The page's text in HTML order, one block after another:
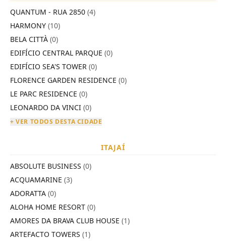
QUANTUM - RUA 2850 (4)
HARMONY (10)
BELA CITTÀ (0)
EDIFÍCIO CENTRAL PARQUE (0)
EDIFÍCIO SEA'S TOWER (0)
FLORENCE GARDEN RESIDENCE (0)
LE PARC RESIDENCE (0)
LEONARDO DA VINCI (0)
+ VER TODOS DESTA CIDADE
ITAJAÍ
ABSOLUTE BUSINESS (0)
ACQUAMARINE (3)
ADORATTA (0)
ALOHA HOME RESORT (0)
AMORES DA BRAVA CLUB HOUSE (1)
ARTEFACTO TOWERS (1)